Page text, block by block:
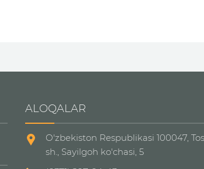
ALOQALAR
O'zbekiston Respublikasi 100047,
sh., Sayilgoh ko'chasi, 5